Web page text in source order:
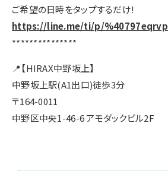
ご希望の日時をタップするだけ!
https://line.me/ti/p/%40797eqrvp
***************
📍【HIRAX中野坂上】
中野坂上駅(A1出口)徒歩3分
〒164-0011
中野区中央1-46-6 アモダックビル2F